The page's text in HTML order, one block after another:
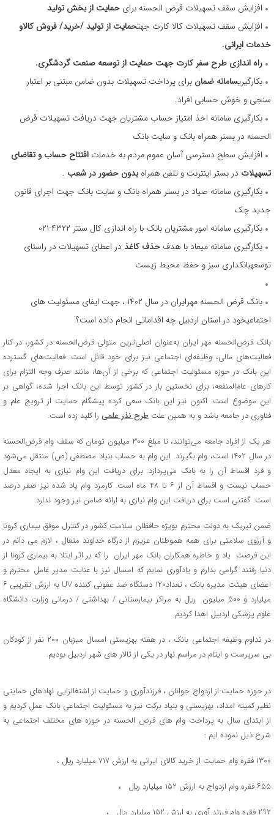
افزایش سقف تسهیلات قرض الحسنه برای حمایت از بخش تولید
افزایش سقف تسهیلات کالا کارت جهتحمایت از تولید /خرید/ فروش کالاو
خدمات ایرانی.
راه اندازی طرح سفر کارت جهت حمایت از توسعه صنعت گردشگری.
بکارگیریسامانه ضمان برای پرداخت تسهیلات بدون ضامن مبتنی بر اعتبار
سنجی و خوش حسابی افراد.
بکارگیری سامانه اخذ امتیاز حساب مشتریان جهت دریافت تسهیلات قرض
الحسنه در بستر همراه بانک و سایت بانک
افزایش سطح دسترسی آسان عموم مردم به خدمات افتتاح حساب و تقاضای
تسهیلات در بستر اینترنت و تلفن همراهبدون حضور در شعب .
بکارگیری سامانه صیاد در بستر همراه بانک و سایت بانک جهت اجرای قانون
جدید چک
بکارگیری سامانه امور مشتریان بانک با راه اندازی کال سنتر ۴۳۲۲-۰۲۱
بکارگیری سامانه میعاد با هدف حذف کاغذ در اعطای تسهیلات در راستای
توسعهبانکداری سبز و حفظ محیط زیست
بانک قرض الحسنه مهرایران در سال ۱۴۰۲ ، جهت ایفای مسئولیت های
اجتماعیخود در استان اردبیل چه اقداماتی انجام داده است؟
بانک قرض‌الحسنه مهر ایران به‌عنوان اصلی‌ترین متولی قرض‌الحسنه در کشور، در کنار
فعالیت‌های مالی، وظیفه‌ای اجتماعی نیز برای خود قائل است. فعالیت‌های گسترده
این بانک در حوزه مسئولیت اجتماعی که برخی از آن‌ها، مانند صرف وجه التزام برای
کارهای عام‌المنفعه، برای نخستین بار در کشور توسط این بانک اجرا شده، گواهی بر
این موضوع است. اکنون نیز این بانک سعی کرده پیشگام حمایت از ترویج علم و
فناوری در جامعه باشد و به همین علت طرح نذر علمی را کلید زده است.
هر یک از افراد جامعه می‌توانند، تا مبلغ ۳۰۰ میلیون تومان که سقف وام قرض‌الحسنه
در سال ۱۴۰۲ است، وام بگیرند. این وام به حساب بنیاد مصطفی (ص) منتقل می‌شود
و فرد اقساط آن را به بانک می‌پردازد. برای دریافت این وام نیازی به ایجاد معدل
حساب نیست و اقساط آن از ۶ تا ۴۸ ماه است. کارمزد وام یاد شده نیز صفر درصد
است. گفتنی است برای دریافت این وام نیازی به ارائه ضامن نیز وجود ندارد.
ضمن تبریک به دولت محترم بویژه حافظان سلامت کشور در کنترل موفق بیماری کرونا
و آرزوی سلامتی برای همه هموطنان عزیزم از درگاه خداوند متعال ، لازم می دانم در
این فرصت یاد و خاطره همکاران بانک مهر ایران را که بر اثر ابتلا به بیماری کرونا از
دنیا رفتند گرامی بدارم و یادآوری نمایم که امسال نیز با عنایت مدیر عامل محترم و
اعضای هیئت مدیره بانک ، تعداد۱۲۰ دستگاه ضد عفونی کننده UV به ارزش تقریبی ۶
میلیارد و ۵۰۰ میلیون ريال به مراکز بیمارستانی / بهداشتی / درمانی وزارت دانشگاه
علوم پزشکی اردبیل اهدا کردیم.
در تداوم وظیفه اجتماعی بانک ، در هفته بهزیستی امسال میزبان ۲۰۰ نفر از کودکان
بی سرپرست و ایتام در مراسم نهار در یکی از تالار های شهر اردبیل بودیم.
در حوزه حمایت از ازدواج جوانان ، فرزندآوری و حمایت از اشتغالزایی نهادهای حمایتی
نظیر کمیته امداد، بهزیستی و بنیاد برکت نیز به مسئولیت اجتماعی بانک عمل کردیم و
از ابتدای سال به پرداخت وام های قرض الحسنه در حوزه های مختلف اجتماعی به
شرح ذیل نموده ایم :
۱۳۰۰ فقره وام حمایت از خرید کالای ایرانی به ارزش ۷۱۷ میلیارد ريال ،
۶۵۵ فقره وام ازدواج به ارزش ۱۵۲ میلیارد ريال ،
۲۹۲ فقره وام فرزند آوری به ارزش ۱۵۲ میلیارد ريال ،